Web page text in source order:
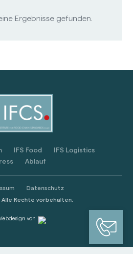
Ergebnisse gefunden.
IFS Food
IFS Logistics
Ablauf
Datenschutz
Rechte vorbehalten.
von